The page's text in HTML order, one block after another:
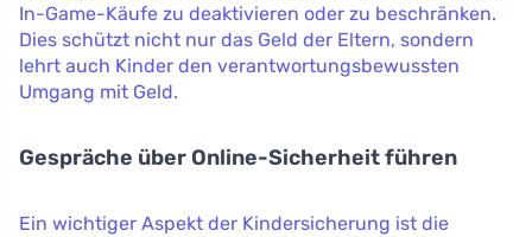
In-Game-Käufe zu deaktivieren oder zu beschränken.
Dies schützt nicht nur das Geld der Eltern, sondern
lehrt auch Kinder den verantwortungsbewussten
Umgang mit Geld.
Gespräche über Online-Sicherheit führen
Ein wichtiger Aspekt der Kindersicherung ist die